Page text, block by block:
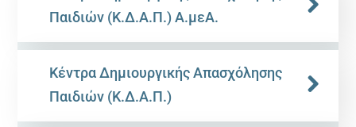
Παιδιών (Κ.Δ.Α.Π.) Α.μεΑ.
Κέντρα Δημιουργικής Απασχόλησης
Παιδιών (Κ.Δ.Α.Π.)